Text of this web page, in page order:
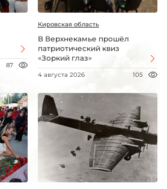
87
Кировская область
В Верхнекамье прошёл
патриотический квиз
«Зоркий глаз»
4 августа 2026 105